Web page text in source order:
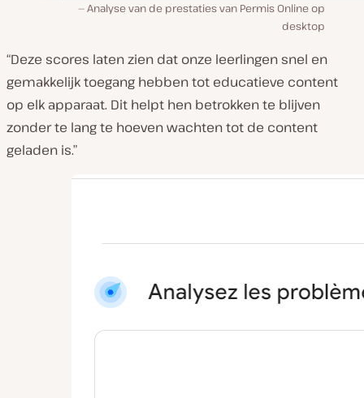
Analyse van de prestaties van Permis Online op
desktop
“Deze scores laten zien dat onze leerlingen snel en
gemakkelijk toegang hebben tot educatieve content
op elk apparaat. Dit helpt hen betrokken te blijven
zonder te lang te hoeven wachten tot de content
geladen is.”